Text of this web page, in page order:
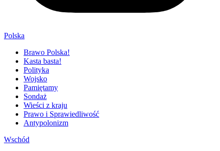
Polska
Brawo Polska!
Kasta basta!
Polityka
Wojsko
Pamiętamy
Sondaż
Wieści z kraju
Prawo i Sprawiedliwość
Antypolonizm
Wschód